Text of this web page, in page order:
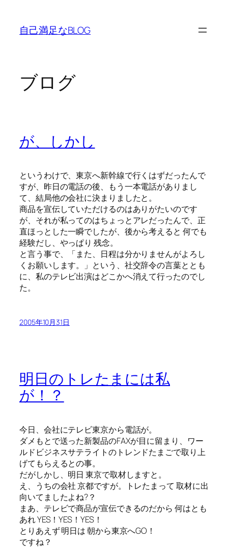
自己満足なBLOG
ブログ
が、しかし
というわけで、東京へ新幹線で行くはずだったんで
すが、昨日の電話の後、もう一本電話がありまし
て、結局他の会社に決まりましたと。
商品を宣伝していただけるのはありがたいのです
が、それが私ってのはちょっとアレだったんで、正
直ほっとした一瞬でしたが、後から考えると 何でも
経験だし、やっぱり 残念。
と言う事で、「また、日程は分かりませんがよろし
くお願いします。」という、社交辞令の言葉ととも
に、私のテレビ出演はどこかへ消えて行ったのでし
た。
2005年10月31日
明日のトレたまには私
が！？
今日、会社にテレビ東京から電話が。
ダメもとで送った新製品のFAXが目に留まり、ワー
ルドビジネスサテライトのトレンドたまごで取り上
げてもらえるとの事。
だがしかし、明日 東京で取材しますと。
え、うちの会社 京都ですが。トレたまって 取材に出
向いてましたよね?？
まあ、テレビで商品が宣伝できるのだから 何はとも
あれ YES！YES！YES！
とりあえず 明日は 朝から東京へGO！
ですね？